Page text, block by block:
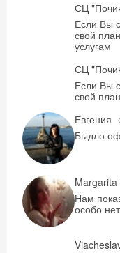
СЦ
Если Вы
свой
услугам
СЦ
Если Вы
свой
Евгения
Быдло
Margarita
Нам
особо